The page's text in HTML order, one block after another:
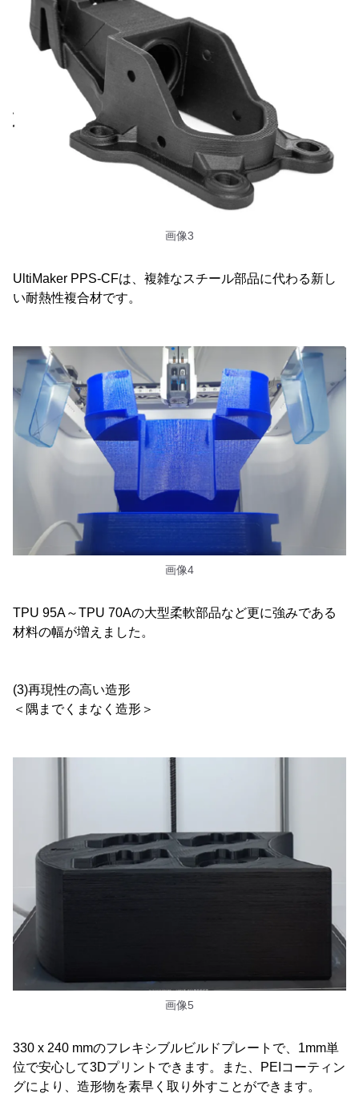
画像3
UltiMaker PPS-CFは、複雑なスチール部品に代わる新し
い耐熱性複合材です。
画像4
TPU 95A～TPU 70Aの大型柔軟部品など更に強みである
材料の幅が増えました。
(3)再現性の高い造形
＜隅までくまなく造形＞
画像5
330 x 240 mmのフレキシブルビルドプレートで、1mm単
位で安心して3Dプリントできます。また、PEIコーティン
グにより、造形物を素早く取り外すことができます。